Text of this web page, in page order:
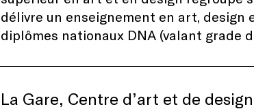
délivre un enseignement en art,
diplômes nationaux DNA (valant grade
La Gare, Centre d’art et de design